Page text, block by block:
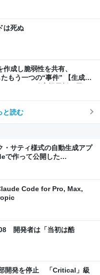
は死ぬ
成し脆弱性を共有、
もう一つの“事件” 【生成AI
ェントの秘密掲示板が示し
(ジェイビープレス)
と読む
・サティ様式の自動生成アプ
で作って公開した
Code for Pro, Max,
開発者は「当初は酷
開発を停止 「Critical」級